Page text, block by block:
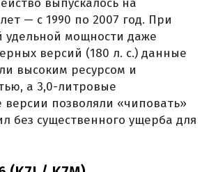
выпускалось на
— с 1990 по 2007 год. При
удельной мощности даже
версий (180 л. с.) данные
высоким ресурсом и
а 3,0-литровые
позволяли «чиповать»
без существенного ущерба для